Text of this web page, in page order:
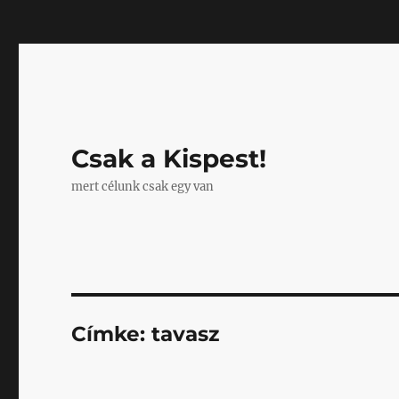
Csak a Kispest!
mert célunk csak egy van
Címke:tavasz